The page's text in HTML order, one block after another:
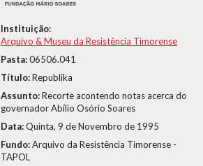
Instituição:
Arquivo & Museu da Resistência Timorense
Pasta:06506.041
Título:Republika
Assunto:Recorte acontendo notas acerca do
governador Abílio Osório Soares
Data:Quinta, 9 de Novembro de 1995
Fundo:Arquivo da Resistência Timorense -
TAPOL